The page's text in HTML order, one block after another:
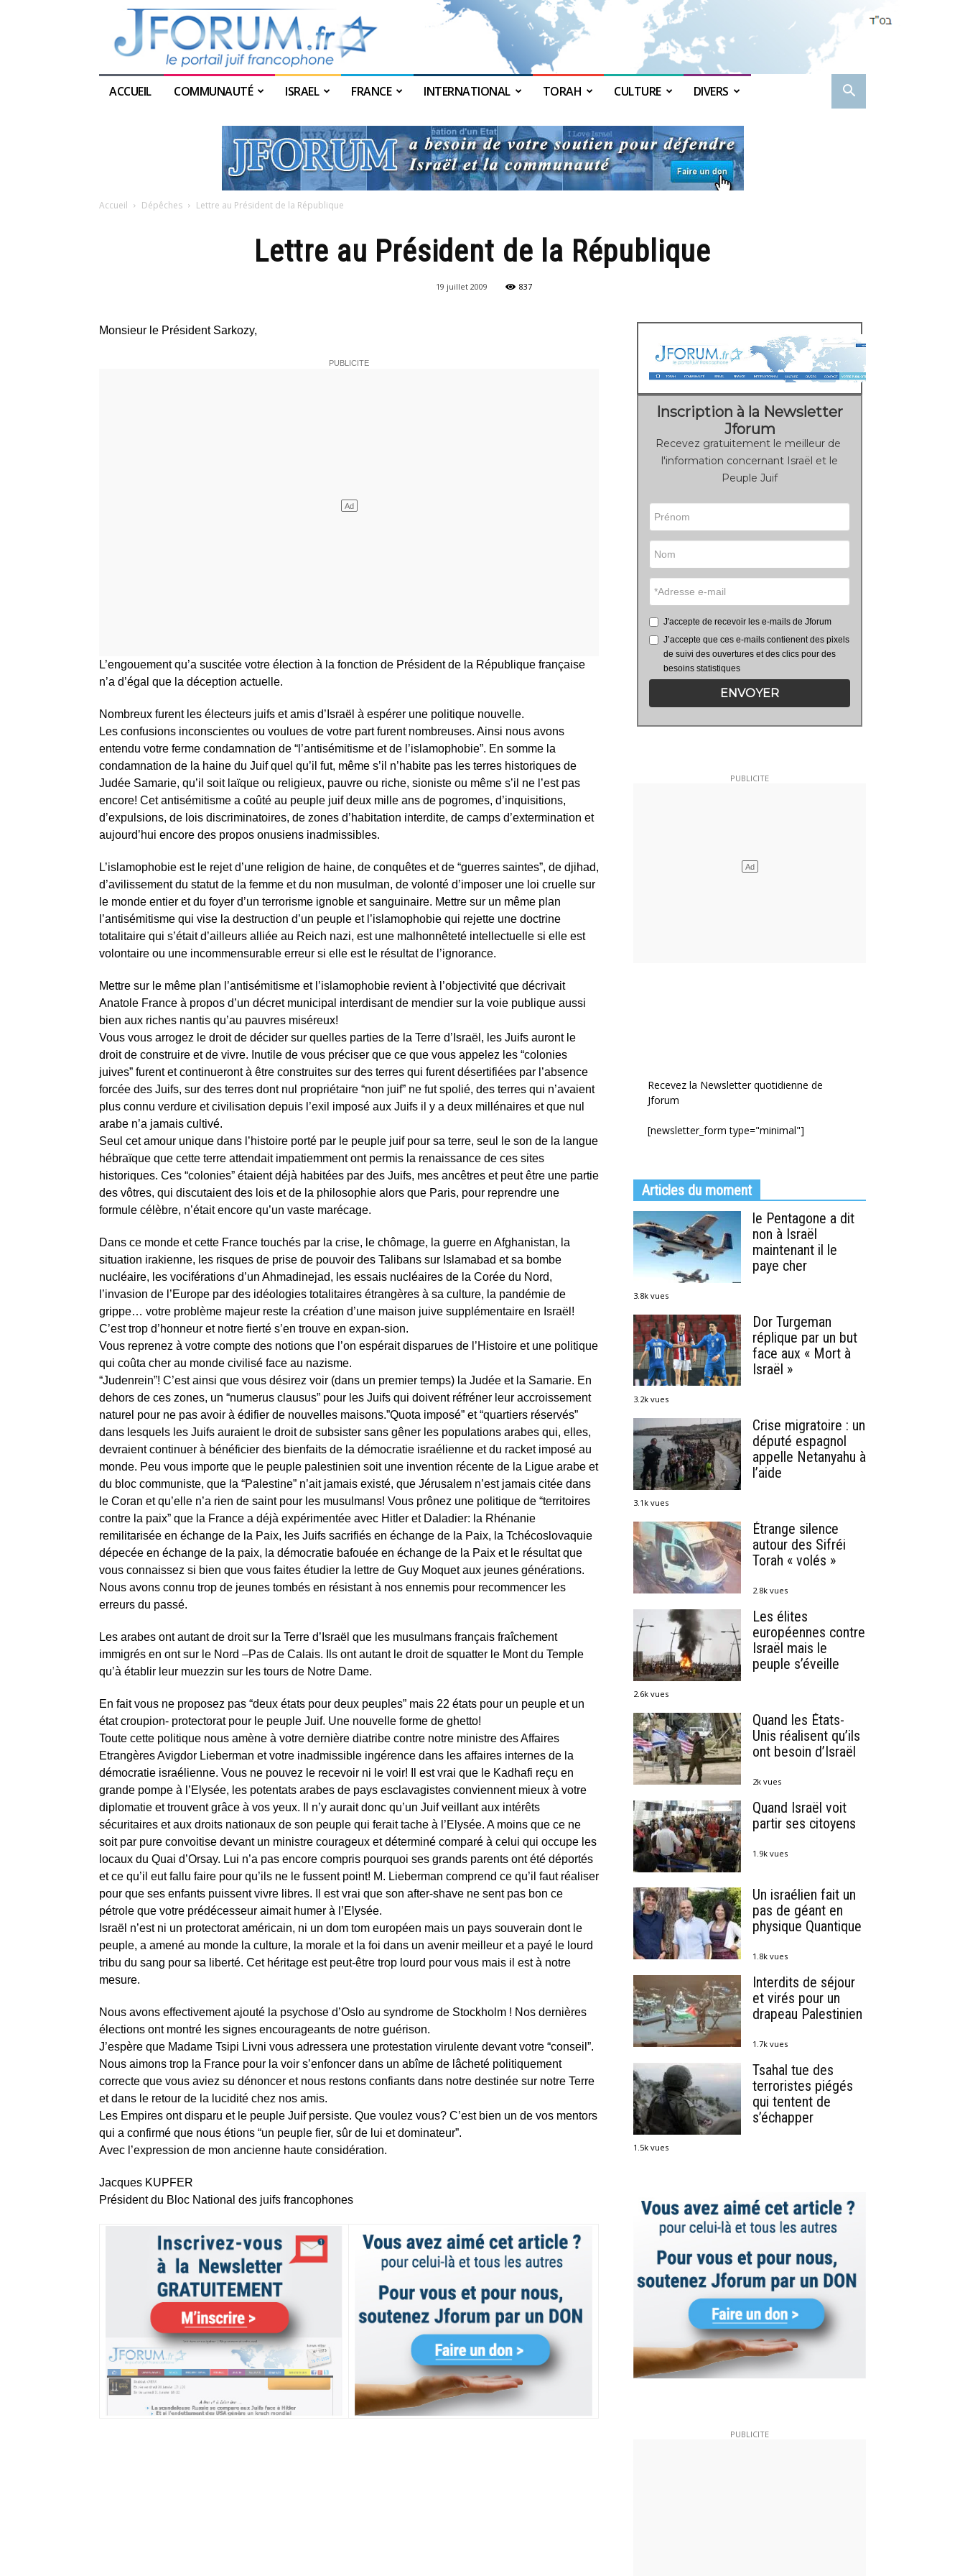
ACCUEIL COMMUNAUTÉ ISRAEL FRANCE INTERNATIONAL TORAH CULTURE DIVERS
Accueil Dépêches Lettre au Président de la République
Lettre au Président de la République
19 juillet 2009 837
Monsieur le Président Sarkozy,
L’engouement qu’a suscitée votre élection à la fonction de Président de la République française
n’a d’égal que la déception actuelle.
Nombreux furent les électeurs juifs et amis d’Israël à espérer une politique nouvelle.
Les confusions inconscientes ou voulues de votre part furent nombreuses. Ainsi nous avons
entendu votre ferme condamnation de “l’antisémitisme et de l’islamophobie”. En somme la
condamnation de la haine du Juif quel qu’il fut, même s’il n’habite pas les terres historiques de
Judée Samarie, qu’il soit laïque ou religieux, pauvre ou riche, sioniste ou même s’il ne l’est pas
encore! Cet antisémitisme a coûté au peuple juif deux mille ans de pogromes, d’inquisitions,
d’expulsions, de lois discriminatoires, de zones d’habitation interdite, de camps d’extermination et
aujourd’hui encore des propos onusiens inadmissibles.
L’islamophobie est le rejet d’une religion de haine, de conquêtes et de “guerres saintes”, de djihad,
d’avilissement du statut de la femme et du non musulman, de volonté d’imposer une loi cruelle sur
le monde entier et du foyer d’un terrorisme ignoble et sanguinaire. Mettre sur un même plan
l’antisémitisme qui vise la destruction d’un peuple et l’islamophobie qui rejette une doctrine
totalitaire qui s’était d’ailleurs alliée au Reich nazi, est une malhonnêteté intellectuelle si elle est
volontaire ou une incommensurable erreur si elle est le résultat de l’ignorance.
Mettre sur le même plan l’antisémitisme et l’islamophobie revient à l’objectivité que décrivait
Anatole France à propos d’un décret municipal interdisant de mendier sur la voie publique aussi
bien aux riches nantis qu’au pauvres miséreux!
Vous vous arrogez le droit de décider sur quelles parties de la Terre d’Israël, les Juifs auront le
droit de construire et de vivre. Inutile de vous préciser que ce que vous appelez les “colonies
juives” furent et continueront à être construites sur des terres qui furent désertifiées par l’absence
forcée des Juifs, sur des terres dont nul propriétaire “non juif” ne fut spolié, des terres qui n’avaient
plus connu verdure et civilisation depuis l’exil imposé aux Juifs il y a deux millénaires et que nul
arabe n’a jamais cultivé.
Seul cet amour unique dans l’histoire porté par le peuple juif pour sa terre, seul le son de la langue
hébraïque que cette terre attendait impatiemment ont permis la renaissance de ces sites
historiques. Ces “colonies” étaient déjà habitées par des Juifs, mes ancêtres et peut être une partie
des vôtres, qui discutaient des lois et de la philosophie alors que Paris, pour reprendre une
formule célèbre, n’était encore qu’un vaste marécage.
Dans ce monde et cette France touchés par la crise, le chômage, la guerre en Afghanistan, la
situation irakienne, les risques de prise de pouvoir des Talibans sur Islamabad et sa bombe
nucléaire, les vociférations d’un Ahmadinejad, les essais nucléaires de la Corée du Nord,
l’invasion de l’Europe par des idéologies totalitaires étrangères à sa culture, la pandémie de
grippe… votre problème majeur reste la création d’une maison juive supplémentaire en Israël!
C’est trop d’honneur et notre fierté s’en trouve en expan-sion.
Vous reprenez à votre compte des notions que l’on espérait disparues de l’Histoire et une politique
qui coûta cher au monde civilisé face au nazisme.
“Judenrein”! C’est ainsi que vous désirez voir (dans un premier temps) la Judée et la Samarie. En
dehors de ces zones, un “numerus clausus” pour les Juifs qui doivent réfréner leur accroissement
naturel pour ne pas avoir à édifier de nouvelles maisons.”Quota imposé” et “quartiers réservés”
dans lesquels les Juifs auraient le droit de subsister sans gêner les populations arabes qui, elles,
devraient continuer à bénéficier des bienfaits de la démocratie israélienne et du racket imposé au
monde. Peu vous importe que le peuple palestinien soit une invention récente de la Ligue arabe et
du bloc communiste, que la “Palestine” n’ait jamais existé, que Jérusalem n’est jamais citée dans
le Coran et qu’elle n’a rien de saint pour les musulmans! Vous prônez une politique de “territoires
contre la paix” que la France a déjà expérimentée avec Hitler et Daladier: la Rhénanie
remilitarisée en échange de la Paix, les Juifs sacrifiés en échange de la Paix, la Tchécoslovaquie
dépecée en échange de la paix, la démocratie bafouée en échange de la Paix et le résultat que
vous connaissez si bien que vous faites étudier la lettre de Guy Moquet aux jeunes générations.
Nous avons connu trop de jeunes tombés en résistant à nos ennemis pour recommencer les
erreurs du passé.
Les arabes ont autant de droit sur la Terre d’Israël que les musulmans français fraîchement
immigrés en ont sur le Nord –Pas de Calais. Ils ont autant le droit de squatter le Mont du Temple
qu’à établir leur muezzin sur les tours de Notre Dame.
En fait vous ne proposez pas “deux états pour deux peuples” mais 22 états pour un peuple et un
état croupion- protectorat pour le peuple Juif. Une nouvelle forme de ghetto!
Toute cette politique nous amène à votre dernière diatribe contre notre ministre des Affaires
Etrangères Avigdor Lieberman et votre inadmissible ingérence dans les affaires internes de la
démocratie israélienne. Vous ne pouvez le recevoir ni le voir! Il est vrai que le Kadhafi reçu en
grande pompe à l’Elysée, les potentats arabes de pays esclavagistes conviennent mieux à votre
diplomatie et trouvent grâce à vos yeux. Il n’y aurait donc qu’un Juif veillant aux intérêts
sécuritaires et aux droits nationaux de son peuple qui ferait tache à l’Elysée. A moins que ce ne
soit par pure convoitise devant un ministre courageux et déterminé comparé à celui qui occupe les
locaux du Quai d’Orsay. Lui n’a pas encore compris pourquoi ses grands parents ont été déportés
et ce qu’il eut fallu faire pour qu’ils ne le fussent point! M. Lieberman comprend ce qu’il faut réaliser
pour que ses enfants puissent vivre libres. Il est vrai que son after-shave ne sent pas bon ce
pétrole que votre prédécesseur aimait humer à l’Elysée.
Israël n’est ni un protectorat américain, ni un dom tom européen mais un pays souverain dont le
peuple, a amené au monde la culture, la morale et la foi dans un avenir meilleur et a payé le lourd
tribu du sang pour sa liberté. Cet héritage est peut-être trop lourd pour vous mais il est à notre
mesure.
Nous avons effectivement ajouté la psychose d’Oslo au syndrome de Stockholm ! Nos dernières
élections ont montré les signes encourageants de notre guérison.
J’espère que Madame Tsipi Livni vous adressera une protestation virulente devant votre “conseil”.
Nous aimons trop la France pour la voir s’enfoncer dans un abîme de lâcheté politiquement
correcte que vous aviez su dénoncer et nous restons confiants dans notre destinée sur notre Terre
et dans le retour de la lucidité chez nos amis.
Les Empires ont disparu et le peuple Juif persiste. Que voulez vous? C’est bien un de vos mentors
qui a confirmé que nous étions “un peuple fier, sûr de lui et dominateur”.
Avec l’expression de mon ancienne haute considération.
Jacques KUPFER
Président du Bloc National des juifs francophones
Inscription à la Newsletter
Jforum
Recevez gratuitement le meilleur de
l'information concernant Israël et le
Peuple Juif
J'accepte de recevoir les e-mails de Jforum
J’accepte que ces e-mails contienent des pixels
de suivi des ouvertures et des clics pour des
besoins statistiques
ENVOYER
Recevez la Newsletter quotidienne de
Jforum
[newsletter_form type="minimal"]
Articles du moment
le Pentagone a dit
non à Israël
maintenant il le
paye cher
3.8k vues
Dor Turgeman
réplique par un but
face aux « Mort à
Israël »
3.2k vues
Crise migratoire : un
député espagnol
appelle Netanyahu à
l’aide
3.1k vues
Étrange silence
autour des Sifréi
Torah « volés »
2.8k vues
Les élites
européennes contre
Israël mais le
peuple s’éveille
2.6k vues
Quand les États-
Unis réalisent qu’ils
ont besoin d’Israël
2k vues
Quand Israël voit
partir ses citoyens
1.9k vues
Un israélien fait un
pas de géant en
physique Quantique
1.8k vues
Interdits de séjour
et virés pour un
drapeau Palestinien
1.7k vues
Tsahal tue des
terroristes piégés
qui tentent de
s’échapper
1.5k vues